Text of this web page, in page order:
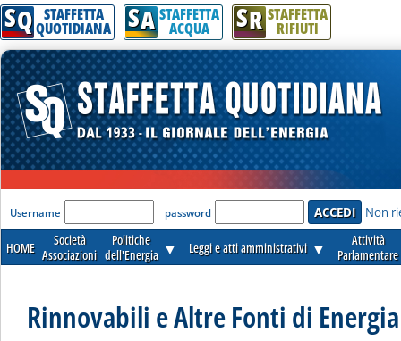
SQ STAFFETTA
QUOTIDIANA SA STAFFETTA
ACQUA SR STAFFETTA
RIFIUTI
'Modulo Login per accedere'
Username password Non
HOME
Società
Associazioni
Politiche
dell'Energia ▼ Leggi e atti amministrativi ▼
Attività
Parlamentare
Rinnovabili e Altre Fonti di